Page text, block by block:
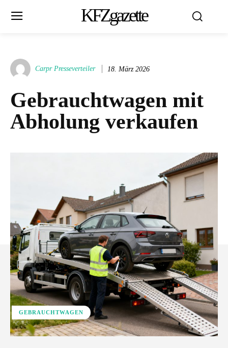
KFZgazette
Carpr Presseverteiler 18. März 2026
Gebrauchtwagen mit
Abholung verkaufen
GEBRAUCHTWAGEN